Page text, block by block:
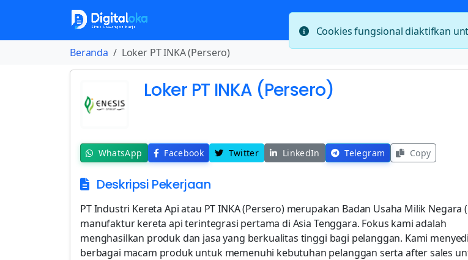
Beranda Loker PT INKA (Persero)
Loker PT INKA (Persero)
WhatsApp Facebook Twitter LinkedIn Telegram Copy
Deskripsi Pekerjaan
PT Industri Kereta Api atau PT INKA (Persero) merupakan Badan Usaha Milik Negara
manufaktur kereta api terintegrasi pertama di Asia Tenggara. Fokus kami adalah
menghasilkan produk dan jasa yang berkualitas tinggi bagi pelanggan. Kami
berbagai macam produk untuk memenuhi kebutuhan pelanggan serta after sales
Cookies fungsional diaktifkan